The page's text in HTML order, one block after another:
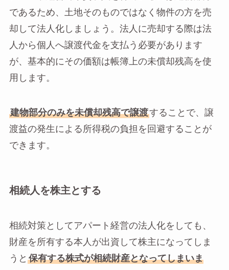
であるため、土地そのものではなく物件の方を売
却して法人化しましょう。法人に売却する際は法
人から個人へ譲渡代金を支払う必要があります
が、基本的にその価額は帳簿上の未償却残高を使
用します。
建物部分のみを未償却残高で譲渡することで、譲
渡益の発生による所得税の負担を回避することが
できます。
相続人を株主とする
相続対策としてアパート経営の法人化をしても、
財産を所有する本人が出資して株主になってしま
うと 保有する株式が相続財産となってしまいま